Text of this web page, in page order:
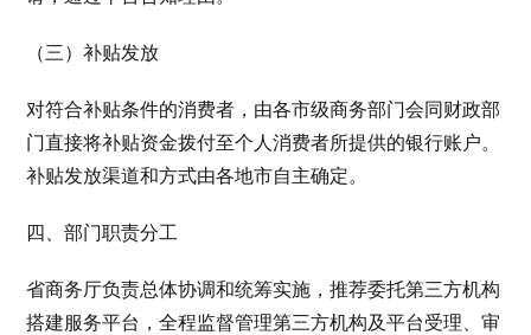
（三）补贴发放
对符合补贴条件的消费者，由各市级商务部门会同财政部
门直接将补贴资金拨付至个人消费者所提供的银行账户。
补贴发放渠道和方式由各地市自主确定。
四、部门职责分工
省商务厅负责总体协调和统筹实施，推荐委托第三方机构
搭建服务平台，全程监督管理第三方机构及平台受理、审